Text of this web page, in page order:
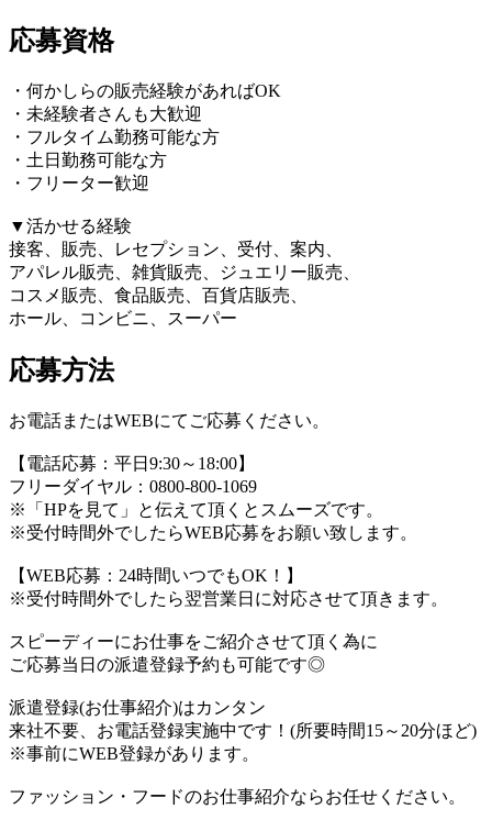
応募資格
・何かしらの販売経験があればOK
・未経験者さんも大歓迎
・フルタイム勤務可能な方
・土日勤務可能な方
・フリーター歓迎
▼活かせる経験
接客、販売、レセプション、受付、案内、
アパレル販売、雑貨販売、ジュエリー販売、
コスメ販売、食品販売、百貨店販売、
ホール、コンビニ、スーパー
応募方法
お電話またはWEBにてご応募ください。
【電話応募：平日9:30～18:00】
フリーダイヤル：0800-800-1069
※「HPを見て」と伝えて頂くとスムーズです。
※受付時間外でしたらWEB応募をお願い致します。
【WEB応募：24時間いつでもOK！】
※受付時間外でしたら翌営業日に対応させて頂きます。
スピーディーにお仕事をご紹介させて頂く為に
ご応募当日の派遣登録予約も可能です◎
派遣登録(お仕事紹介)はカンタン
来社不要、お電話登録実施中です！(所要時間15～20分ほど)
※事前にWEB登録があります。
ファッション・フードのお仕事紹介ならお任せください。